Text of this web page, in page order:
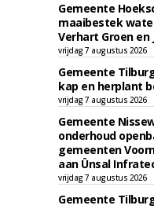
Gemeente
maaibestek
Verhart Groen en
vrijdag 7 augustus 2026
Gemeente
kap en herplant
vrijdag 7 augustus 2026
Gemeente
onderhoud
gemeenten
aan Ünsal
vrijdag 7 augustus 2026
Gemeente